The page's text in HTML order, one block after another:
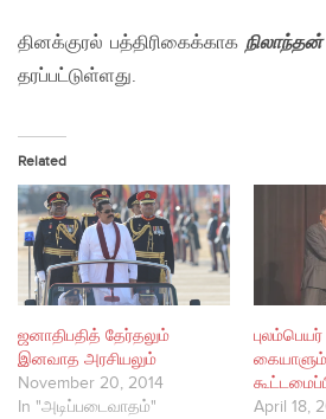
தினக்குரல் பத்திரிகைக்காக நிலாந்தன்
தரப்பட்டுள்ளது.
Related
ஜனாதிபதித் தேர்தலும்
இனவாத அரசியலும்
November 20, 2014
In "அடிப்படைவாதம்"
April 18,